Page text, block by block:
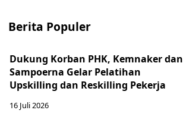
Berita Populer
Dukung Korban PHK, Kemnaker dan
Sampoerna Gelar Pelatihan
Upskilling dan Reskilling Pekerja
16 Juli 2026